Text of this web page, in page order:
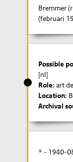
Bremmer
(februari
Possible
[nl]
Role: art
Location:
Archival
* - 1940-